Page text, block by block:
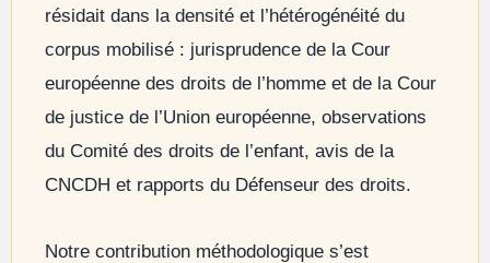
résidait dans la densité et l’hétérogénéité du
corpus mobilisé : jurisprudence de la Cour
européenne des droits de l’homme et de la Cour
de justice de l’Union européenne, observations
du Comité des droits de l’enfant, avis de la
CNCDH et rapports du Défenseur des droits.
Notre contribution méthodologique s’est